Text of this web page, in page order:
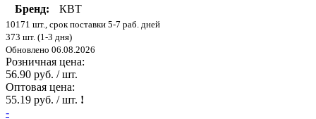
Бренд:
КВТ
10171 шт., срок поставки 5-7 раб. дней
373 шт. (1-3 дня)
Обновлено 06.08.2026
Розничная цена:
56.90 руб. / шт.
Оптовая цена:
55.19 руб. / шт. !
-